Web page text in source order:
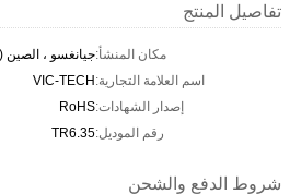
تفاصيل المنتج
مكان المنشأ:جيانغسو ، الصين
اسم العلامة التجارية:VIC-TECH
إصدار الشهادات:RoHS
رقم الموديل:TR6.35
شروط الدفع والشحن